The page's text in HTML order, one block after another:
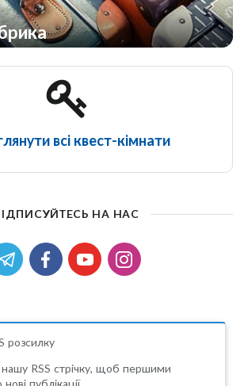
всі квест-кімнати
НА НАС
розсилку
нашу RSS стрічку, щоб першими